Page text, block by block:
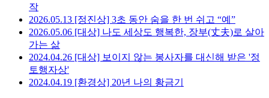
작
2026.05.13 [정진상] 3초 동안 숨을 한 번 쉬고 “예”
2026.05.06 [대상] 나도 세상도 행복한, 장부(丈夫)로 살아
가는 삶
2024.04.26 [대상] 보이지 않는 봉사자를 대신해 받은 '정
토행자상'
2024.04.19 [환경상] 20년 나의 황금기